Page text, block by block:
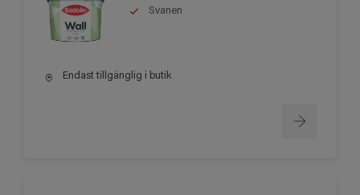
Svanen
Endast tillgänglig i butik